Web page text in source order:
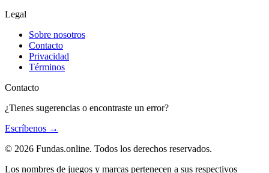
Legal
Sobre nosotros
Contacto
Privacidad
Términos
Contacto
¿Tienes sugerencias o encontraste un error?
Escríbenos →
© 2026 Fundas.online. Todos los derechos reservados.
Los nombres de juegos y marcas pertenecen a sus respectivos